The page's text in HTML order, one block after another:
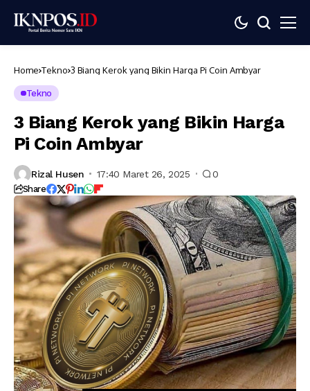
Home Tekno 3 Biang Kerok yang Bikin Harga Pi Coin Ambyar
Tekno
3 Biang Kerok yang Bikin Harga
Pi Coin Ambyar
Rizal Husen 17:40 Maret 26, 2025 0
Share